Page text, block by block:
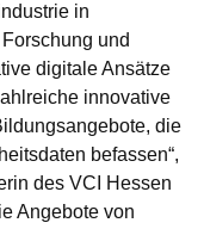
in
und
digitale Ansätze
innovative
die
befassen“,
des VCI Hessen
Angebote von